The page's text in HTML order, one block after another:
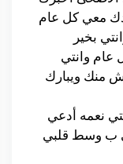
معي كل عام
بخير
وانتي
منك ويبارك
نعمه أدعي
ب وسط قلبي